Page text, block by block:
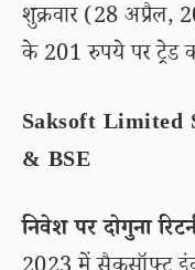
शुक्रवार (28 अप्रैल,
के 201 रुपये पर ट्रेड
Saksoft Limited
& BSE
निवेश पर दोगुना